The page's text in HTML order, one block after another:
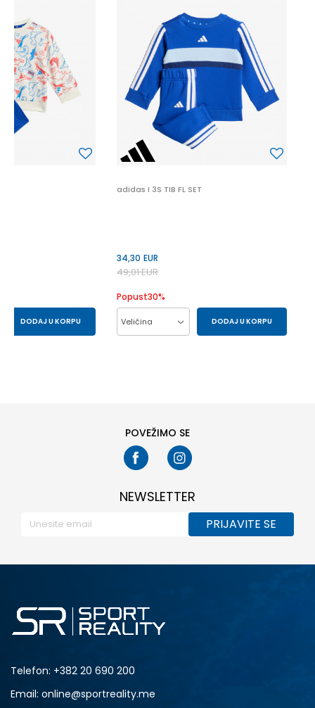
DODAJ U KORPU
adidas I 3S TIB FL SET
34,30 EUR
49,01EUR
Popust30%
Veličina DODAJ U KORPU
POVEŽIMO SE
NEWSLETTER
PRIJAVITE SE
Telefon: +382 20 690 200
Email: online@sportreality.me